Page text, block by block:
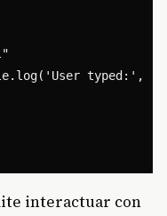
typed:',
interactuar con